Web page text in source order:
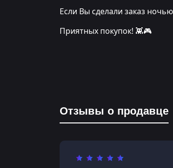
Если Вы сделали заказ
Приятных покупок! 👾🎮
Отзывы о продавце